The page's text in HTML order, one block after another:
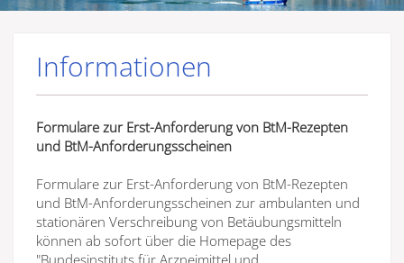
Informationen
Formulare zur Erst-Anforderung von BtM-Rezepten
und BtM-Anforderungsscheinen
Formulare zur Erst-Anforderung von BtM-Rezepten
und BtM-Anforderungsscheinen zur ambulanten und
stationären Verschreibung von Betäubungsmitteln
können ab sofort über die Homepage des
"Bundesinstituts für Arzneimittel und